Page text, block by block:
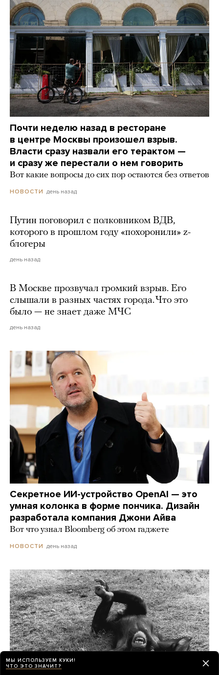
Почти неделю назад в ресторане
в центре Москвы произошел взрыв.
Власти сразу назвали его терактом —
и сразу же перестали о нем говорить
Вот какие вопросы до сих пор остаются без ответов
НОВОСТИ день назад
Путин поговорил с полковником ВДВ,
которого в прошлом году «похоронили» z-
блогеры
день назад
В Москве прозвучал громкий взрыв. Его
слышали в разных частях города. Что это
было — не знает даже МЧС
день назад
Секретное ИИ-устройство OpenAI — это
умная колонка в форме пончика. Дизайн
разработала компания Джони Айва
Вот что узнал Bloomberg об этом гаджете
НОВОСТИ день назад
МЫ ИСПОЛЬЗУЕМ КУКИ!
ЧТО ЭТО ЗНАЧИТ?